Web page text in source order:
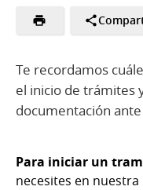
Te recordamos
el inicio de trámites
documentación
Para iniciar un
necesites en nuestra